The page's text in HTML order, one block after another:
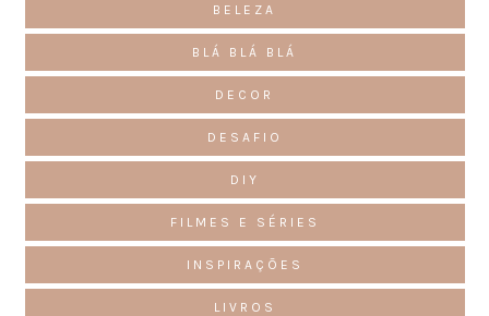
BELEZA
BLÁ BLÁ BLÁ
DECOR
DESAFIO
DIY
FILMES E SÉRIES
INSPIRAÇÕES
LIVROS